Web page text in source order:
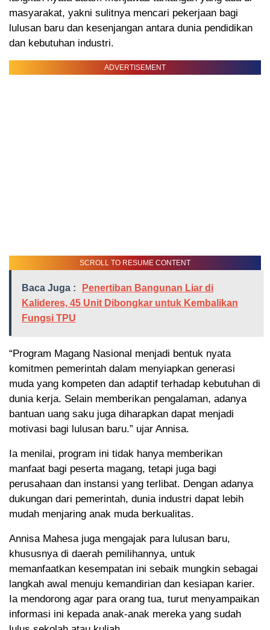
masyarakat, yakni sulitnya mencari pekerjaan bagi
lulusan baru dan kesenjangan antara dunia pendidikan
dan kebutuhan industri.
ADVERTISEMENT
SCROLL TO RESUME CONTENT
Baca Juga :
Penertiban Bangunan Liar di
Kalideres, 45 Unit Dibongkar untuk Kembalikan
Fungsi TPU
“Program Magang Nasional menjadi bentuk nyata
komitmen pemerintah dalam menyiapkan generasi
muda yang kompeten dan adaptif terhadap kebutuhan di
dunia kerja. Selain memberikan pengalaman, adanya
bantuan uang saku juga diharapkan dapat menjadi
motivasi bagi lulusan baru.” ujar Annisa.
Ia menilai, program ini tidak hanya memberikan
manfaat bagi peserta magang, tetapi juga bagi
perusahaan dan instansi yang terlibat. Dengan adanya
dukungan dari pemerintah, dunia industri dapat lebih
mudah menjaring anak muda berkualitas.
Annisa Mahesa juga mengajak para lulusan baru,
khususnya di daerah pemilihannya, untuk
memanfaatkan kesempatan ini sebaik mungkin sebagai
langkah awal menuju kemandirian dan kesiapan karier.
Ia mendorong agar para orang tua, turut menyampaikan
informasi ini kepada anak-anak mereka yang sudah